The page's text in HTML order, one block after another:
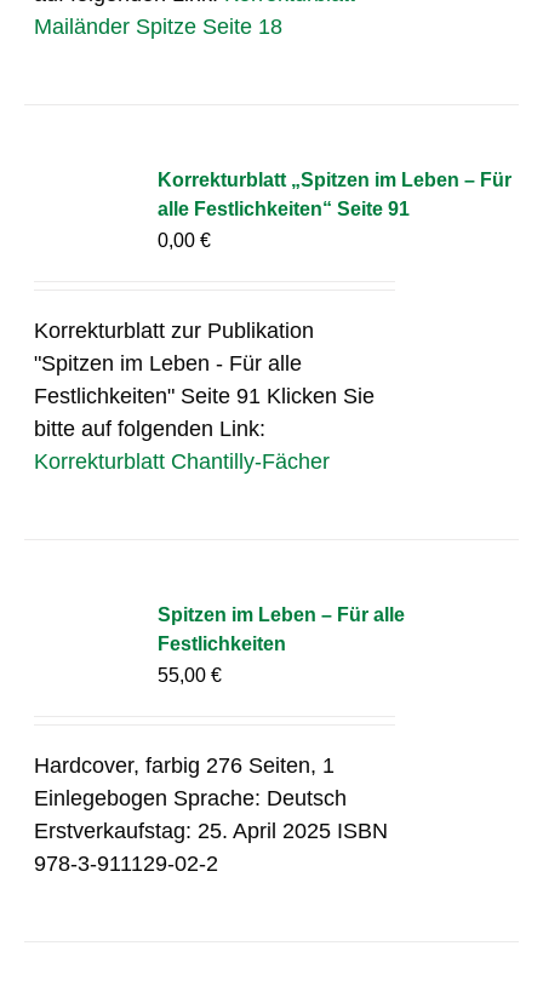
Mailänder Spitze Seite 18
Korrekturblatt „Spitzen im Leben – Für
alle Festlichkeiten“ Seite 91
0,00€
Korrekturblatt zur Publikation
"Spitzen im Leben - Für alle
Festlichkeiten" Seite 91 Klicken Sie
bitte auf folgenden Link:
Korrekturblatt Chantilly-Fächer
Spitzen im Leben – Für alle
Festlichkeiten
55,00€
Hardcover, farbig 276 Seiten, 1
Einlegebogen Sprache: Deutsch
Erstverkaufstag: 25. April 2025 ISBN
978-3-911129-02-2